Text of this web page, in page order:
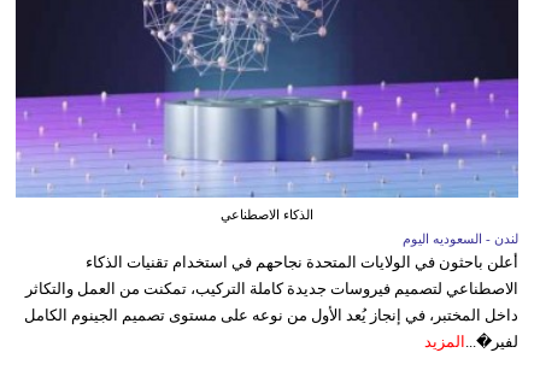
الذكاء الاصطناعي
لندن - السعوديه اليوم
أعلن باحثون في الولايات المتحدة نجاحهم في استخدام تقنيات الذكاء
الاصطناعي لتصميم فيروسات جديدة كاملة التركيب، تمكنت من العمل والتكاثر
داخل المختبر، في إنجاز يُعد الأول من نوعه على مستوى تصميم الجينوم الكامل
لفير�... المزيد